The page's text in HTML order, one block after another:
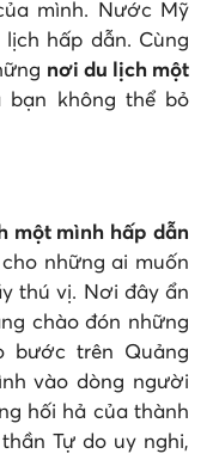
mình. Nước Mỹ
hấp dẫn. Cùng
nơi du lịch một
bạn không thể bỏ
một mình hấp dẫn
những ai muốn
thú vị. Nơi đây ẩn
chào đón những
bước trên Quảng
vào dòng người
hối hả của thành
Tự do uy nghi,